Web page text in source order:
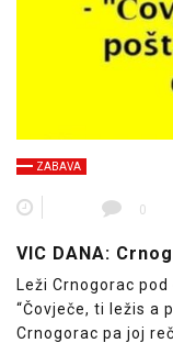
ZABAVA
0
VIC DANA:
Leži Crnogorac
“Čovječe, ti ležis a
Crnogorac pa joj